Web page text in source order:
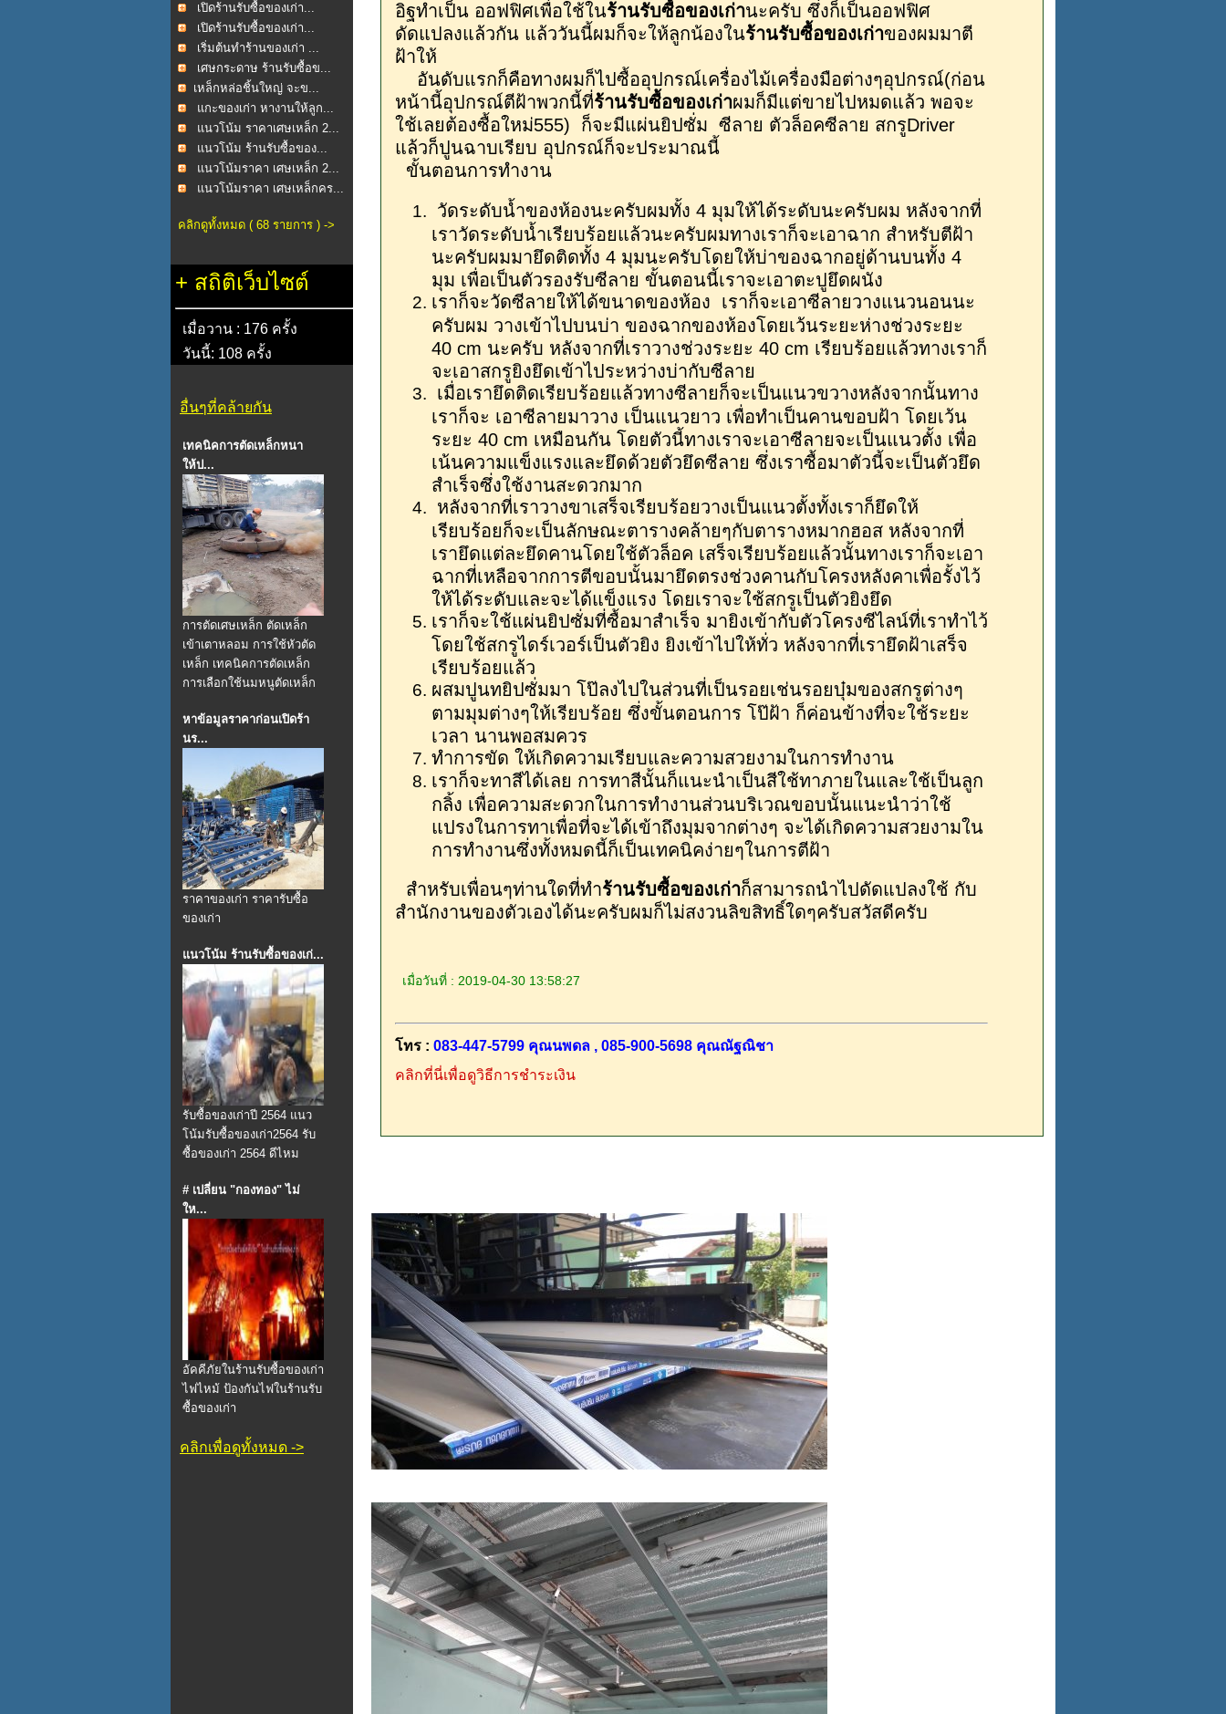
เปิดร้านรับซื้อของเก่า...
เปิดร้านรับซื้อของเก่า...
เริ่มต้นทำร้านของเก่า ...
เศษกระดาษ ร้านรับซื้อข...
​เหล็กหล่อชิ้นใหญ่ จะข...
แกะของเก่า หางานให้ลูก...
แนวโน้ม ราคาเศษเหล็ก 2...
แนวโน้ม ร้านรับซื้อของ...
แนวโน้มราคา เศษเหล็ก 2...
แนวโน้มราคา เศษเหล็กคร...
คลิกดูทั้งหมด ( 68 รายการ ) ->
+ สถิติเว็บไซต์
เมื่อวาน : 176 ครั้ง
วันนี้: 108 ครั้ง
อื่นๆที่คล้ายกัน
เทคนิคการตัดเหล็กหนา
ให้ป...
การตัดเศษเหล็ก ตัดเหล็ก
เข้าเตาหลอม การใช้หัวตัด
เหล็ก เทคนิคการตัดเหล็ก
การเลือกใช้นมหนูตัดเหล็ก
หาข้อมูลราคาก่อนเปิดร้า
นร...
ราคาของเก่า ราคารับซื้อ
ของเก่า
แนวโน้ม ร้านรับซื้อของเก่...
รับซื้อของเก่าปี 2564 แนว
โน้มรับซื้อของเก่า2564 รับ
ซื้อของเก่า 2564 ดีไหม
# เปลี่ยน "กองทอง" ไม่
ให...
อัคคีภัยในร้านรับซื้อของเก่า
ไฟไหม้ ป้องกันไฟในร้านรับ
ซื้อของเก่า
คลิกเพื่อดูทั้งหมด ->
อิฐทำเป็น ออฟฟิศเพื่อใช้ในร้านรับซื้อของเก่านะครับ ซึ่งก็เป็นออฟฟิศ
ดัดแปลงแล้วกัน แล้ววันนี้ผมก็จะให้ลูกน้องในร้านรับซื้อของเก่าของผมมาตี
ฝ้าให้
อันดับแรกก็คือทางผมก็ไปซื้ออุปกรณ์เครื่องไม้เครื่องมือต่างๆอุปกรณ์(ก่อน
หน้านี้อุปกรณ์ตีฝ้าพวกนี้ที่ร้านรับซื้อของเก่าผมก็มีแต่ขายไปหมดแล้ว พอจะ
ใช้เลยต้องซื้อใหม่555) ก็จะมีแผ่นยิปซั่ม ซีลาย ตัวล็อคซีลาย สกรูDriver
แล้วก็ปูนฉาบเรียบ อุปกรณ์ก็จะประมาณนี้
ขั้นตอนการทำงาน
วัดระดับน้ำของห้องนะครับผมทั้ง 4 มุมให้ได้ระดับนะครับผม หลังจากที่
เราวัดระดับน้ำเรียบร้อยแล้วนะครับผมทางเราก็จะเอาฉาก สำหรับตีฝ้า
นะครับผมมายึดติดทั้ง 4 มุมนะครับโดยให้บ่าของฉากอยู่ด้านบนทั้ง 4
มุม เพื่อเป็นตัวรองรับซีลาย ขั้นตอนนี้เราจะเอาตะปูยึดผนัง
เราก็จะวัดซีลายให้ได้ขนาดของห้อง เราก็จะเอาซีลายวางแนวนอนนะ
ครับผม วางเข้าไปบนบ่า ของฉากของห้องโดยเว้นระยะห่างช่วงระยะ
40 cm นะครับ หลังจากที่เราวางช่วงระยะ 40 cm เรียบร้อยแล้วทางเราก็
จะเอาสกรูยิงยึดเข้าไประหว่างบ่ากับซีลาย
เมื่อเรายึดติดเรียบร้อยแล้วทางซีลายก็จะเป็นแนวขวางหลังจากนั้นทาง
เราก็จะ เอาซีลายมาวาง เป็นแนวยาว เพื่อทำเป็นคานขอบฝ้า โดยเว้น
ระยะ 40 cm เหมือนกัน โดยตัวนี้ทางเราจะเอาซีลายจะเป็นแนวตั้ง เพื่อ
เน้นความแข็งแรงและยึดด้วยตัวยึดซีลาย ซึ่งเราซื้อมาตัวนี้จะเป็นตัวยึด
สำเร็จซึ่งใช้งานสะดวกมาก
หลังจากที่เราวางขาเสร็จเรียบร้อยวางเป็นแนวตั้งทั้งเราก็ยึดให้
เรียบร้อยก็จะเป็นลักษณะตารางคล้ายๆกับตารางหมากฮอส หลังจากที่
เรายึดแต่ละยึดคานโดยใช้ตัวล็อค เสร็จเรียบร้อยแล้วนั้นทางเราก็จะเอา
ฉากที่เหลือจากการตีขอบนั้นมายึดตรงช่วงคานกับโครงหลังคาเพื่อรั้งไว้
ให้ได้ระดับและจะได้แข็งแรง โดยเราจะใช้สกรูเป็นตัวยิงยึด
เราก็จะใช้แผ่นยิปซั่มที่ซื้อมาสำเร็จ มายิงเข้ากับตัวโครงซีไลน์ที่เราทำไว้
โดยใช้สกรูไดร์เวอร์เป็นตัวยิง ยิงเข้าไปให้ทั่ว หลังจากที่เรายึดฝ้าเสร็จ
เรียบร้อยแล้ว
ผสมปูนทยิปซั่มมา โป๊ลงไปในส่วนที่เป็นรอยเช่นรอยบุ๋มของสกรูต่างๆ
ตามมุมต่างๆให้เรียบร้อย ซึ่งขั้นตอนการ โป๊ฝ้า ก็ค่อนข้างที่จะใช้ระยะ
เวลา นานพอสมควร
ทำการขัด ให้เกิดความเรียบและความสวยงามในการทำงาน
เราก็จะทาสีได้เลย การทาสีนั้นก็แนะนำเป็นสีใช้ทาภายในและใช้เป็นลูก
กลิ้ง เพื่อความสะดวกในการทำงานส่วนบริเวณขอบนั้นแนะนำว่าใช้
แปรงในการทาเพื่อที่จะได้เข้าถึงมุมจากต่างๆ จะได้เกิดความสวยงามใน
การทำงานซึ่งทั้งหมดนี้ก็เป็นเทคนิคง่ายๆในการตีฝ้า
สำหรับเพื่อนๆท่านใดที่ทำร้านรับซื้อของเก่าก็สามารถนำไปดัดแปลงใช้ กับ
สำนักงานของตัวเองได้นะครับผมก็ไม่สงวนลิขสิทธิ์ใดๆครับสวัสดีครับ
เมื่อวันที่ : 2019-04-30 13:58:27
โทร : 083-447-5799 คุณนพดล , 085-900-5698 คุณณัฐณิชา
คลิกที่นี่เพื่อดูวิธีการชำระเงิน